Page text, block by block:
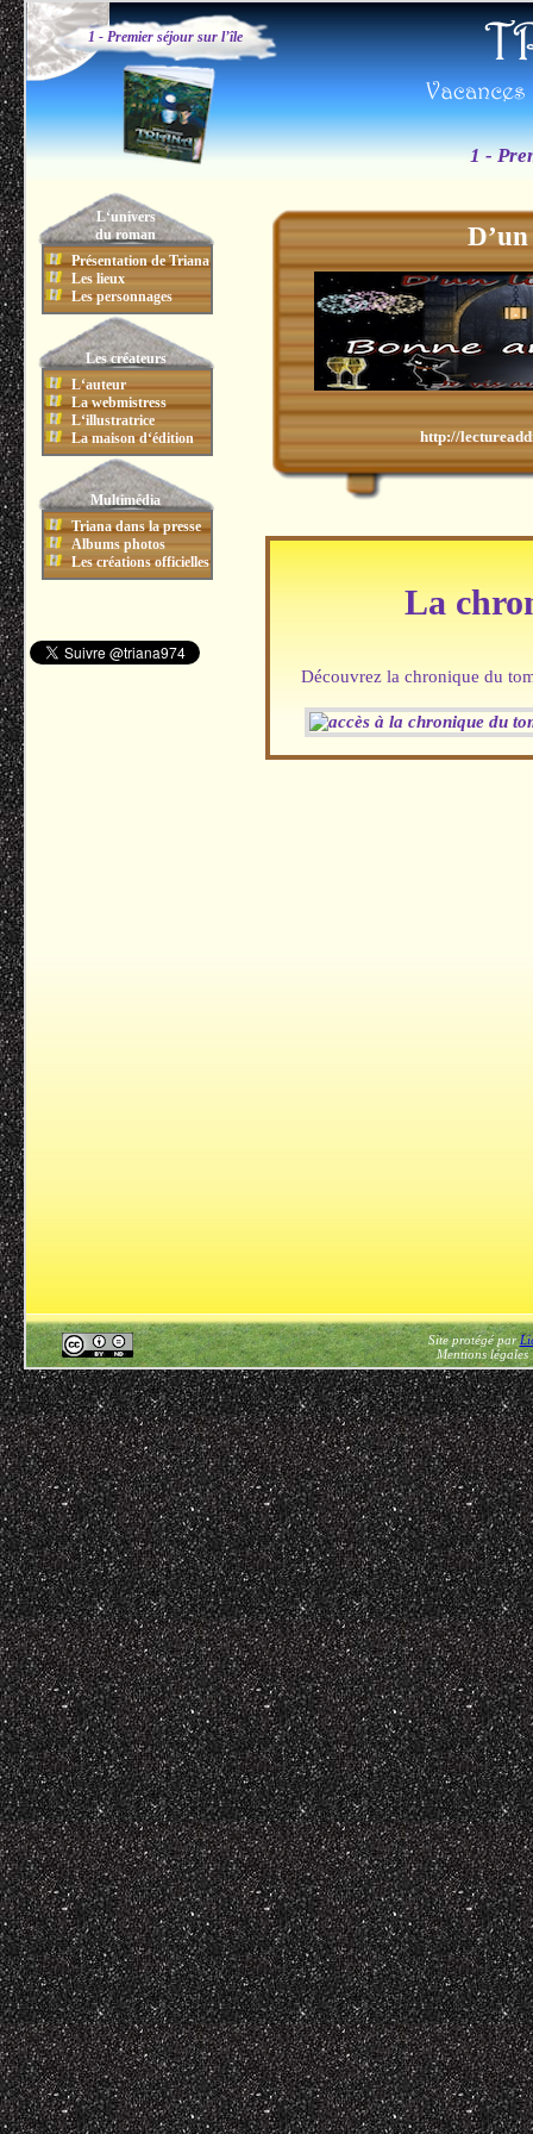
1 - Premier séjour sur l’île
1 -
L‘univers
du roman
Présentation de Triana
Les lieux
Les personnages
Les créateurs
L‘auteur
La webmistress
L‘illustratrice
La maison d‘édition
Multimédia
Triana dans la presse
Albums photos
Les créations officielles
http://
La
Découvrez la chronique du
Site protégé par
Mentions